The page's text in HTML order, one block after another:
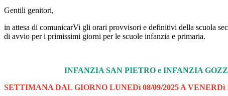
Gentili genitori,
in attesa di comunicarVi gli orari provvisori e definitivi della scuola
di avvio per i primissimi giorni per le scuole infanzia e primaria.
INFANZIA SAN PIETRO e INFANZIA
SETTIMANA DAL GIORNO LUNEDì 08/09/2025 A VENERDì